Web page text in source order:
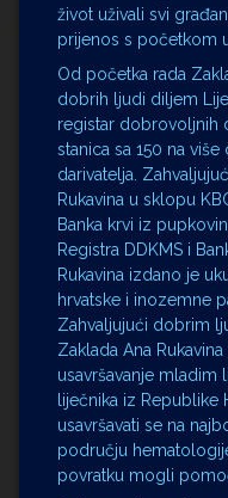
život uživali svi
prijenos s početkom u
Od početka rada
dobrih ljudi diljem
registar dobrovoljnih
stanica sa 150 na
darivatelja.
Rukavina u sklopu
Banka krvi iz
Registra DDKMS i
Rukavina izdano je
hrvatske i inozemne
Zahvaljujući dobrim
Zaklada Ana
usavršavanje mladim
liječnika iz
usavršavati se na
području
povratku mogli